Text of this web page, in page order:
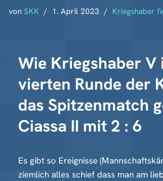
von SKK 1. April 2023 Kriegshaber
Wie Kriegshaber V
vierten Runde der
das Spitzenmatch
Ciassa II mit 2 : 6
Es gibt so Ereignisse
ziemlich alles schief dass man am